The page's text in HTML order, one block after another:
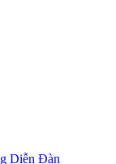
Diễn Đàn